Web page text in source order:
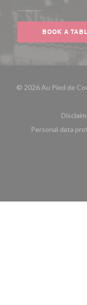
BOOK A
© 2026 Au Pied de
Personal data